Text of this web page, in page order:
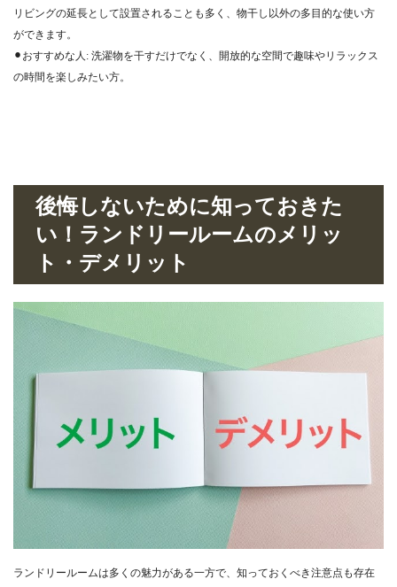
リビングの延長として設置されることも多く、物干し以外の多目的な使い方
ができます。
⚫︎おすすめな人: 洗濯物を干すだけでなく、開放的な空間で趣味やリラックス
の時間を楽しみたい方。
後悔しないために知っておきた
い！ランドリールームのメリッ
ト・デメリット
ランドリールームは多くの魅力がある一方で、知っておくべき注意点も存在